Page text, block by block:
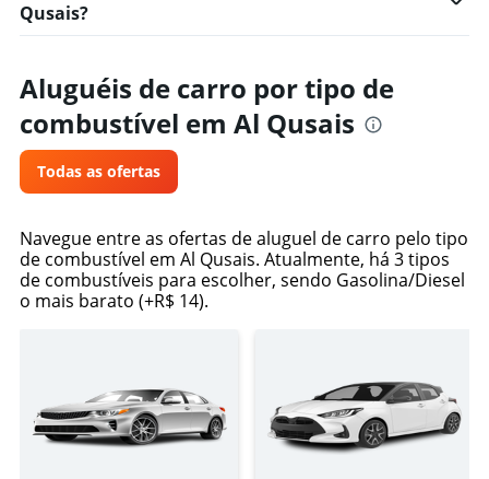
Qusais?
Aluguéis de carro por tipo de
combustível em Al Qusais
Todas as ofertas
Navegue entre as ofertas de aluguel de carro pelo tipo
de combustível em Al Qusais. Atualmente, há 3 tipos
de combustíveis para escolher, sendo Gasolina/Diesel
o mais barato (+R$ 14).